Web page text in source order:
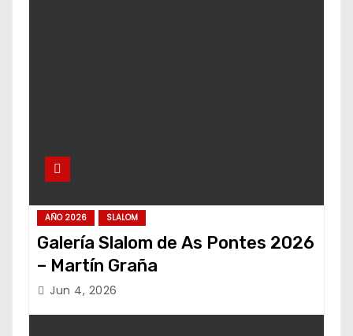
AÑO 2026 SLALOM
Galería Slalom de As Pontes 2026
– Martín Graña
Jun 4, 2026